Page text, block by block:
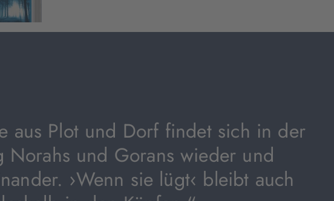
aus Plot und Dorf findet sich in der
Norahs und Gorans wieder und
›Wenn sie lügt‹ bleibt auch